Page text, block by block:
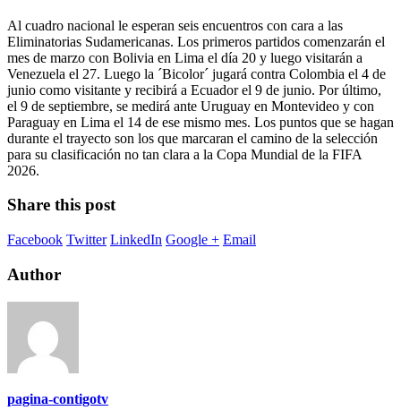
Al cuadro nacional le esperan seis encuentros con cara a las
Eliminatorias Sudamericanas. Los primeros partidos comenzarán el
mes de marzo con Bolivia en Lima el día 20 y luego visitarán a
Venezuela el 27. Luego la ´Bicolor´ jugará contra Colombia el 4 de
junio como visitante y recibirá a Ecuador el 9 de junio. Por último,
el 9 de septiembre, se medirá ante Uruguay en Montevideo y con
Paraguay en Lima el 14 de ese mismo mes. Los puntos que se hagan
durante el trayecto son los que marcaran el camino de la selección
para su clasificación no tan clara a la Copa Mundial de la FIFA
2026.
Share this post
Facebook Twitter LinkedIn Google + Email
Author
pagina-contigotv